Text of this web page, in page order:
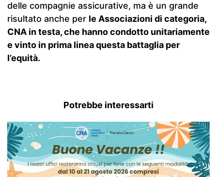
delle compagnie assicurative, ma è un grande
risultato anche per le Associazioni di categoria,
CNA in testa, che hanno condotto unitariamente
e vinto in prima linea questa battaglia per
l’equità.
Potrebbe interessarti